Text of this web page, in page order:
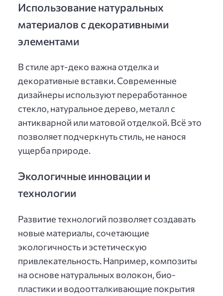
Использование натуральных
материалов с декоративными
элементами
В стиле арт-деко важна отделка и
декоративные вставки. Современные
дизайнеры используют переработанное
стекло, натуральное дерево, металл с
антикварной или матовой отделкой. Всё это
позволяет подчеркнуть стиль, не нанося
ущерба природе.
Экологичные инновации и
технологии
Развитие технологий позволяет создавать
новые материалы, сочетающие
экологичность и эстетическую
привлекательность. Например, композиты
на основе натуральных волокон, био-
пластики и водоотталкивающие покрытия